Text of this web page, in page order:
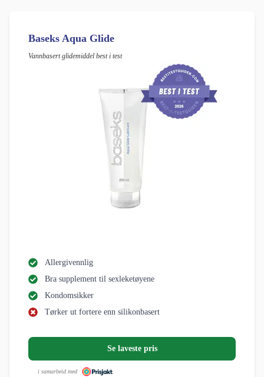
Baseks Aqua Glide
Vannbasert glidemiddel best i test
Allergivennlig
Bra supplement til sexleketøyene
Kondomsikker
Tørker ut fortere enn silikonbasert
Se laveste pris
i samarbeid med